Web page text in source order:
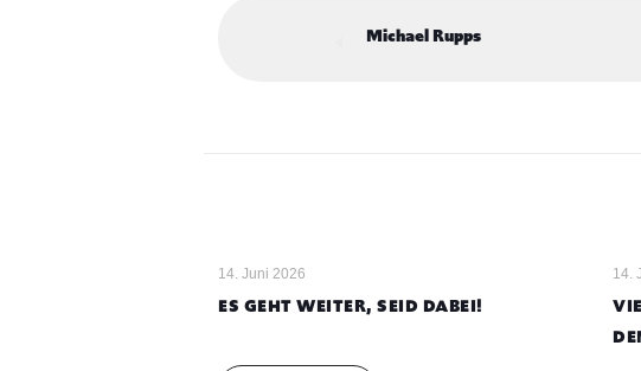
Michael Rupps
14. Juni 2026
ES GEHT WEITER, SEID DABEI!
14.
N